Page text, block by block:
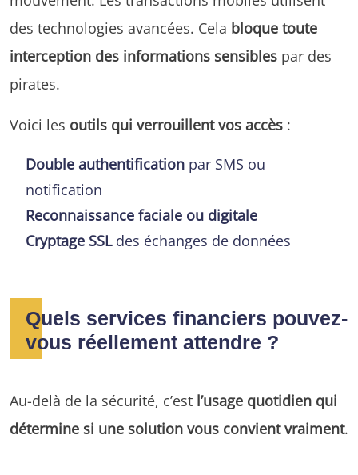
des technologies avancées. Cela bloque toute
interception des informations sensibles par des
pirates.
Voici les outils qui verrouillent vos accès :
Double authentification par SMS ou
notification
Reconnaissance faciale ou digitale
Cryptage SSLdes échanges de données
Quels services financiers pouvez-
vous réellement attendre ?
Au-delà de la sécurité, c’est l’usage quotidien qui
détermine si une solution vous convient vraiment.